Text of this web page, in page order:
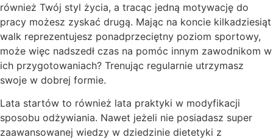
również Twój styl życia, a tracąc jedną motywację do
pracy możesz zyskać drugą. Mając na koncie kilkadziesiąt
walk reprezentujesz ponadprzeciętny poziom sportowy,
może więc nadszedł czas na pomóc innym zawodnikom w
ich przygotowaniach? Trenując regularnie utrzymasz
swoje w dobrej formie.
Lata startów to również lata praktyki w modyfikacji
sposobu odżywiania. Nawet jeżeli nie posiadasz super
zaawansowanej wiedzy w dziedzinie dietetyki z